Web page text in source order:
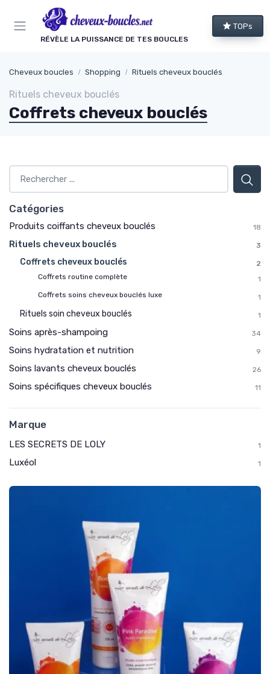
RÉVÈLE LA PUISSANCE DE TES BOUCLES
TOPs
Cheveux boucles Shopping Rituels cheveux bouclés
Rituels cheveux bouclés
Coffrets cheveux bouclés
Catégories
Produits coiffants cheveux bouclés 18
Rituels cheveux bouclés 3
Coffrets cheveux bouclés
2
Coffrets routine complète
1
Coffrets soins cheveux bouclés luxe
1
Rituels soin cheveux bouclés 1
Soins après-shampoing 34
Soins hydratation et nutrition 9
Soins lavants cheveux bouclés 26
Soins spécifiques cheveux bouclés 11
Marque
LES SECRETS DE LOLY 1
Luxéol 1
Panneau de gestion des cookies